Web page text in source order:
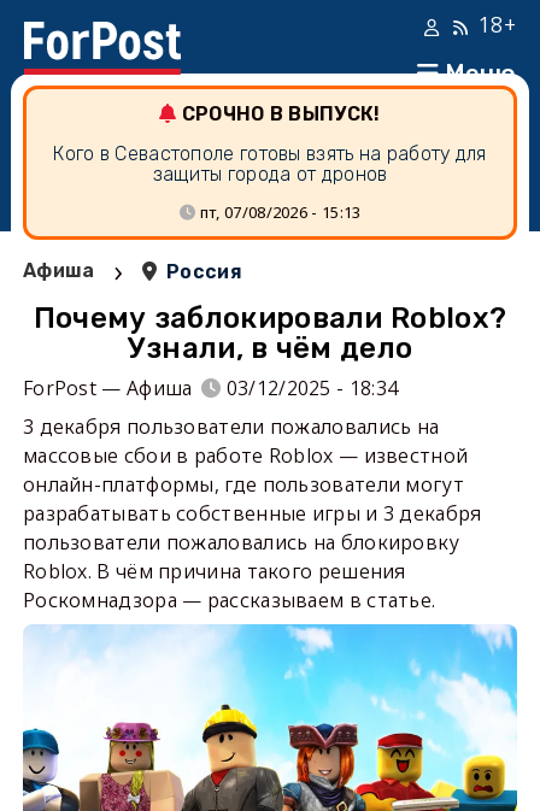
Меню
18+
СРОЧНО В ВЫПУСК!
Кого в Севастополе готовы взять на работу для
защиты города от дронов
пт, 07/08/2026 - 15:13
Афиша › Россия
Почему заблокировали Roblox?
Узнали, в чём дело
ForPost — Афиша
03/12/2025 - 18:34
3 декабря пользователи пожаловались на
массовые сбои в работе Roblox — известной
онлайн-платформы, где пользователи могут
разрабатывать собственные игры и 3 декабря
пользователи пожаловались на блокировку
Roblox. В чём причина такого решения
Роскомнадзора — рассказываем в статье.